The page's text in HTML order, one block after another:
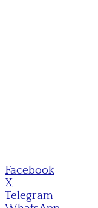
Facebook
X
Telegram